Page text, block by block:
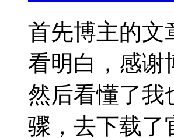
首先博主的文
看明白，感谢
然后看懂了我
骤，去下载了